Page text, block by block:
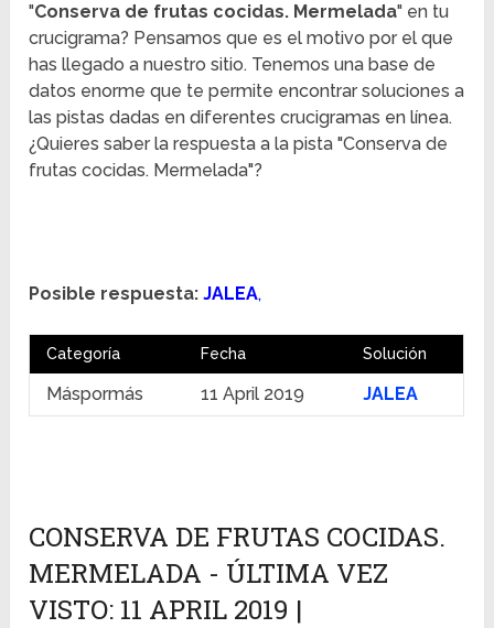
"Conserva de frutas cocidas. Mermelada" en tu
crucigrama? Pensamos que es el motivo por el que
has llegado a nuestro sitio. Tenemos una base de
datos enorme que te permite encontrar soluciones a
las pistas dadas en diferentes crucigramas en línea.
¿Quieres saber la respuesta a la pista "Conserva de
frutas cocidas. Mermelada"?
Posible respuesta: JALEA,
Categoría Fecha Solución
Máspormás 11 April 2019 JALEA
CONSERVA DE FRUTAS COCIDAS.
MERMELADA - ÚLTIMA VEZ
VISTO: 11 APRIL 2019 |